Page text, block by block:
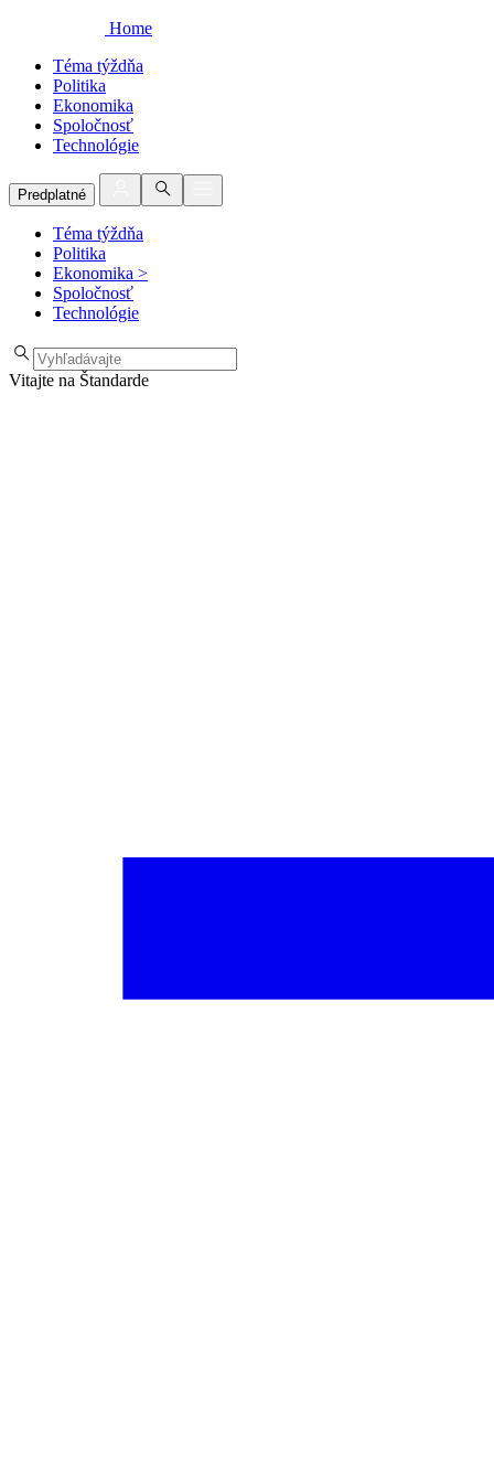
Home
Téma týždňa
Politika
Ekonomika
Spoločnosť
Technológie
Predplatné
Téma týždňa
Politika
Ekonomika >
Spoločnosť
Technológie
Vitajte na Štandarde